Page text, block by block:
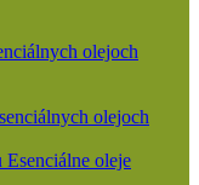
olejoch
olejoch
Esenciálne oleje